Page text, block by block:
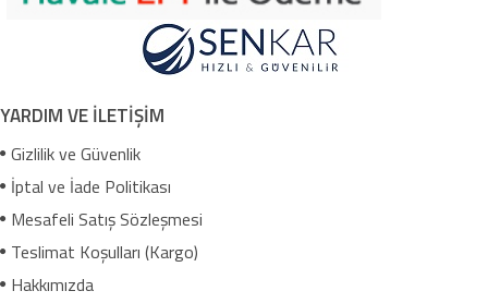
YARDIM VE İLETİŞİM
Gizlilik ve Güvenlik
İptal ve İade Politikası
Mesafeli Satış Sözleşmesi
Teslimat Koşulları (Kargo)
Hakkımızda